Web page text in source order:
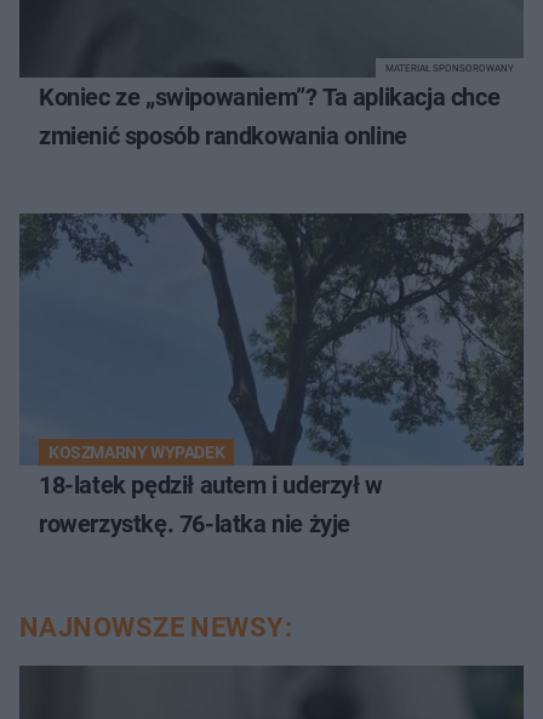
Koniec ze „swipowaniem”? Ta aplikacja chce
zmienić sposób randkowania online
MATERIAŁ SPONSOROWANY
KOSZMARNY WYPADEK
18-latek pędził autem i uderzył w
rowerzystkę. 76-latka nie żyje
NAJNOWSZE NEWSY: